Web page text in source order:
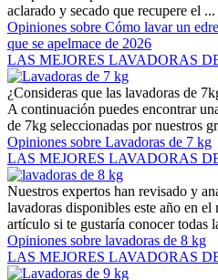
aclarado y secado que recupere el ...
Opiniones sobre Cómo lavar un
que se apelmace de 2026
LAS MEJORES LAVADORAS
¿Consideras que las lavadoras de
A continuación puedes encontrar
de 7kg seleccionadas por nuestros
Opiniones sobre Lavadoras de 7 kg
LAS MEJORES LAVADORAS
Nuestros expertos han revisado y
lavadoras disponibles este año en
artículo si te gustaría conocer todas
Opiniones sobre lavadoras de 8 kg
LAS MEJORES LAVADORAS